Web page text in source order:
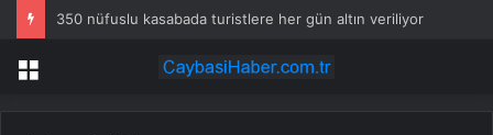
350 nüfuslu kasabada turistlere her gün altın veriliyor
Menü